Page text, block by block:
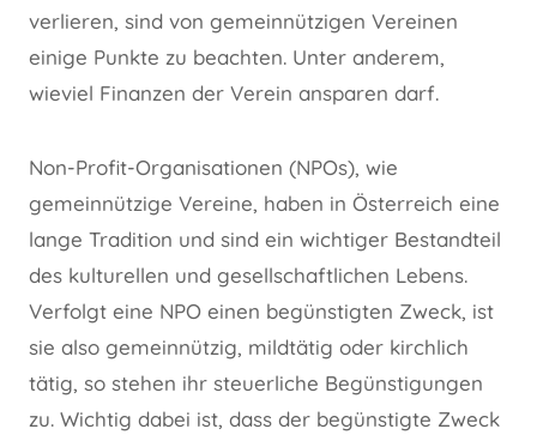
verlieren, sind von gemeinnützigen Vereinen
einige Punkte zu beachten. Unter anderem,
wieviel Finanzen der Verein ansparen darf.
Non-Profit-Organisationen (NPOs), wie
gemeinnützige Vereine, haben in Österreich eine
lange Tradition und sind ein wichtiger Bestandteil
des kulturellen und gesellschaftlichen Lebens.
Verfolgt eine NPO einen begünstigten Zweck, ist
sie also gemeinnützig, mildtätig oder kirchlich
tätig, so stehen ihr steuerliche Begünstigungen
zu. Wichtig dabei ist, dass der begünstigte Zweck